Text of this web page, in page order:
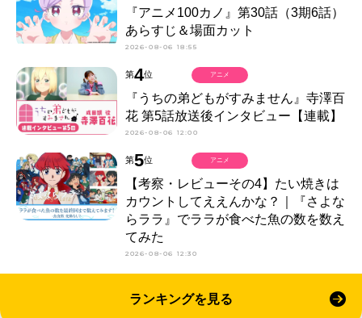
『アニメ100カノ』第30話（3期6話）
あらすじ＆場面カット
2026-08-06 18:55
第4位
『うちの弟どもがすみません』寺澤百
花 第5話放送後インタビュー【連載】
2026-08-06 12:00
アニメ
第5位
【考察・レビューその4】たい焼きは
カウントしてええんかな？｜『さよな
らララ』でララが食べた魚の数を数え
てみた
2026-08-06 12:30
アニメ
ランキングを見る